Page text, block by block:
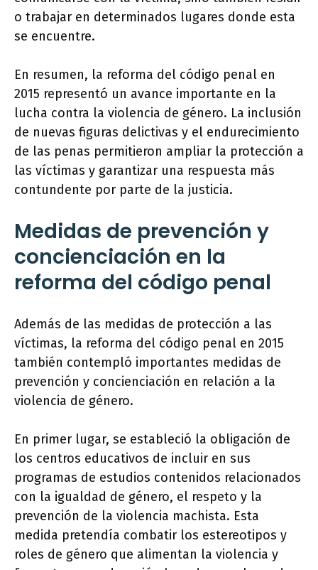
o trabajar en determinados lugares donde esta
se encuentre.
En resumen, la reforma del código penal en
2015 representó un avance importante en la
lucha contra la violencia de género. La inclusión
de nuevas figuras delictivas y el endurecimiento
de las penas permitieron ampliar la protección a
las víctimas y garantizar una respuesta más
contundente por parte de la justicia.
Medidas de prevención y
concienciación en la
reforma del código penal
Además de las medidas de protección a las
víctimas, la reforma del código penal en 2015
también contempló importantes medidas de
prevención y concienciación en relación a la
violencia de género.
En primer lugar, se estableció la obligación de
los centros educativos de incluir en sus
programas de estudios contenidos relacionados
con la igualdad de género, el respeto y la
prevención de la violencia machista. Esta
medida pretendía combatir los estereotipos y
roles de género que alimentan la violencia y